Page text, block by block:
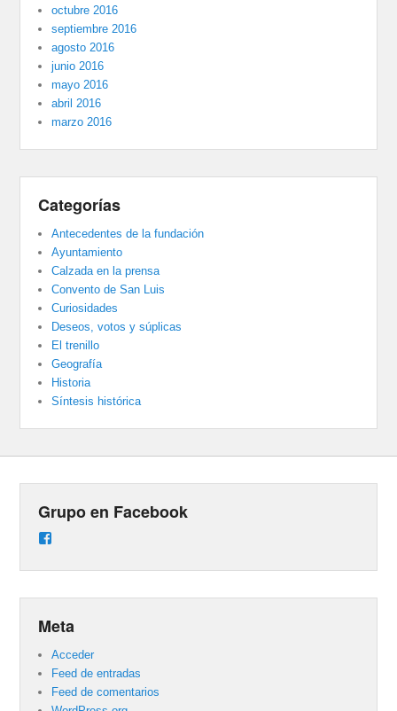
octubre 2016
septiembre 2016
agosto 2016
junio 2016
mayo 2016
abril 2016
marzo 2016
Categorías
Antecedentes de la fundación
Ayuntamiento
Calzada en la prensa
Convento de San Luis
Curiosidades
Deseos, votos y súplicas
El trenillo
Geografía
Historia
Síntesis histórica
Grupo en Facebook
en
Meta
Acceder
Feed de entradas
Feed de comentarios